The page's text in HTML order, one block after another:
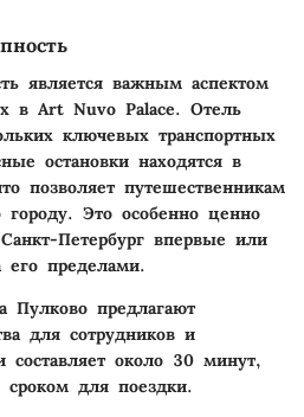
является важным аспектом
в Art Nuvo Palace. Отель
ключевых транспортных
остановки находятся в
позволяет путешественникам
городу. Это особенно ценно
Петербург впервые или
его пределами.
Пулково предлагают
для сотрудников и
около 30 минут,
сроком для поездки.